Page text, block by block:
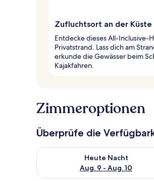
Zufluchtsort an der Küste
Entdecke dieses All-Inclusive-
Privatstrand. Lass dich am
erkunde die Gewässer beim
Kajakfahren.
Zimmeroptionen
Überprüfe die
Heute Nacht
Aug. 9 - Aug. 10
Überprüfe die Verfügbarkeit für